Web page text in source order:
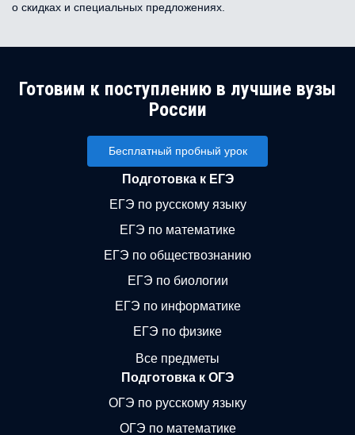
о скидках и специальных предложениях.
Готовим к поступлению в лучшие вузы
России
Бесплатный пробный урок
Подготовка к ЕГЭ
ЕГЭ по русскому языку
ЕГЭ по математике
ЕГЭ по обществознанию
ЕГЭ по биологии
ЕГЭ по информатике
ЕГЭ по физике
Все предметы
Подготовка к ОГЭ
ОГЭ по русскому языку
ОГЭ по математике